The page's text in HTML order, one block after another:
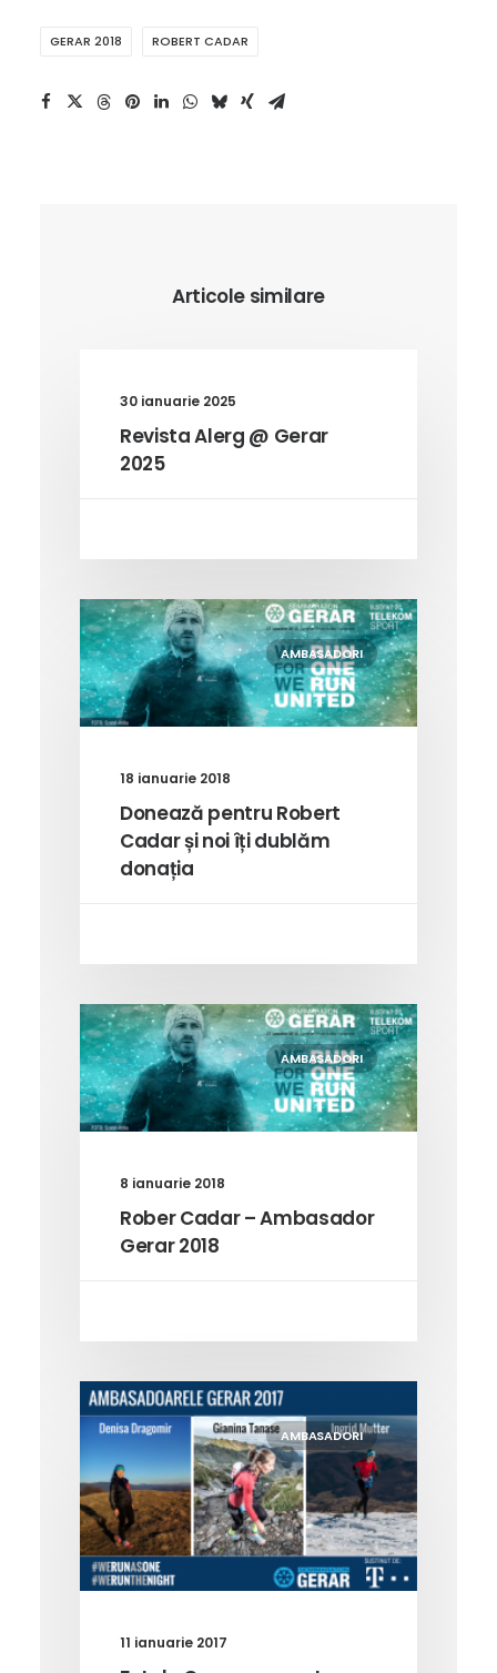
GERAR 2018 ROBERT CADAR
Articole similare
30 ianuarie 2025
Revista Alerg @ Gerar
2025
AMBASADORI
18 ianuarie 2018
Donează pentru Robert
Cadar și noi îți dublăm
donația
AMBASADORI
8 ianuarie 2018
Rober Cadar – Ambasador
Gerar 2018
AMBASADORI
11 ianuarie 2017